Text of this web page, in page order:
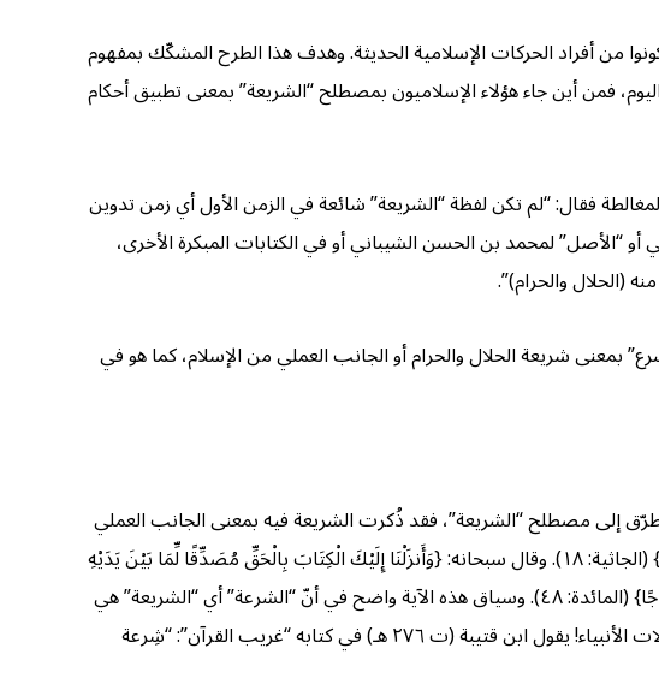
من أفراد الحركات الإسلامية الحديثة. وهدف هذا الطرح المشكّك بمفهوم
فمن أين جاء هؤلاء الإسلاميون بمصطلح “الشريعة” بمعنى تطبيق أحكام
فقال: “لم تكن لفظة “الشريعة” شائعة في الزمن الأول أي زمن تدوين
أو “الأصل” لمحمد بن الحسن الشيباني أو في الكتابات المبكرة الأخرى،
(الحلال والحرام)”.
بمعنى شريعة الحلال والحرام أو الجانب العملي من الإسلام، كما هو في
إلى مصطلح “الشريعة”، فقد ذُكرت الشريعة فيه بمعنى الجانب العملي
من الإسلام وبمعنى الحلال والحرام، قال تعالى: {ثُمَّ جَعَلْنَاكَ عَلَىٰ شَرِيعَةٍ مِّنَ الْأَمْرِ فَاتَّبِعْهَا وَلَا تَتَّبِعْ أَهْوَاءَ الَّذِينَ لَا يَعْلَمُونَ} (الجاثية: ١٨). وقال سبحانه: {وَأَنزَلْنَا إِلَيْكَ الْكِتَابَ بِالْحَقِّ مُصَدِّقًا لِّمَا بَيْنَ يَدَيْهِ
مِنَ الْكِتَابِ وَمُهَيْمِنًا عَلَيْهِ ۖ فَاحْكُم بَيْنَهُم بِمَا أَنزَلَ اللَّهُ ۖ وَلَا تَتَّبِعْ أَهْوَاءَهُمْ عَمَّا جَاءَكَ مِنَ الْحَقِّ ۚ لِكُلٍّ جَعَلْنَا مِنكُمْ شِرْعَةً وَمِنْهَاجًا} (المائدة: ٤٨). وسياق هذه الآية واضح في أنّ “الشرعة” أي “الشريعة” هي
جانب الأحكام أو الجانب العملي من الدين؛ لأنّه لا يمكن أن تختلف العقائد – كالإيمان والتوحيد واليوم الآخر – بين رسالات الأنبياء! يقول ابن قتيبة (ت ٢٧٦ هـ) في كتابه “غريب القرآن”: “شِرعة